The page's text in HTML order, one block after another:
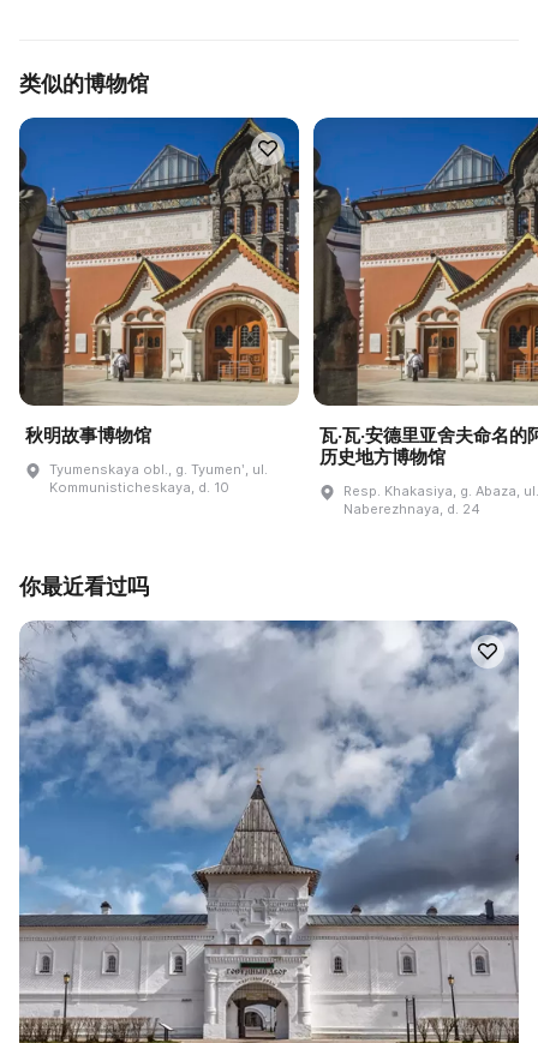
类似的博物馆
秋明故事博物馆
Tyumenskaya obl., g. Tyumenʹ, ul.
Kommunisticheskaya, d. 10
瓦·瓦·安德里亚舍夫命名的
历史地方博物馆
Resp. Khakasiya, g. Abaza, ul.
Naberezhnaya, d. 24
你最近看过吗